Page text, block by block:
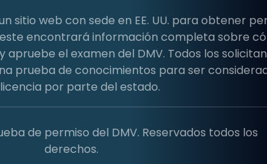
sitio web con sede en EE. UU. para obtener
encontrará información completa sobre
apruebe el examen del DMV. Todos los
prueba de conocimientos para ser
por parte del estado.
de permiso del DMV. Reservados todos los
derechos.